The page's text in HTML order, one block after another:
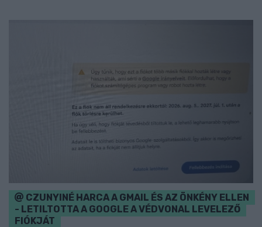
CZUNYINÉ HARCA A GMAIL ÉS AZ ÖNKÉNY ELLEN
- LETILTOTTA A GOOGLE A VÉDVONAL LEVELEZŐ
FIÓKJÁT